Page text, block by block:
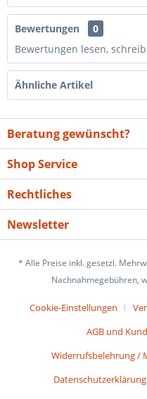
Bewertungen
0
Bewertungen lesen,
Ähnliche Artikel
Beratung gewünscht?
Shop Service
Rechtliches
Newsletter
* Alle Preise inkl. gesetzl.
Nachnahmegebühren,
Cookie-Einstellungen
AGB und
Widerrufsbelehrung /
Datenschutzerklärung